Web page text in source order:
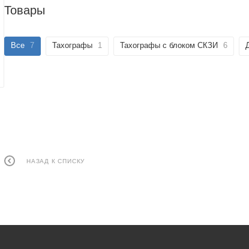
Товары
Все 7 Тахографы 1 Тахографы с блоком СКЗИ 6
НАЗАД К СПИСКУ